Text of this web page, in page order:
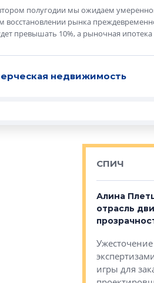
полугодии мы ожидаем
восстановлении рынка
превышать 10%, а рыночная
недвижимость
СПИЧ
«Поводом
поводом
Алина
отрасль
игры для